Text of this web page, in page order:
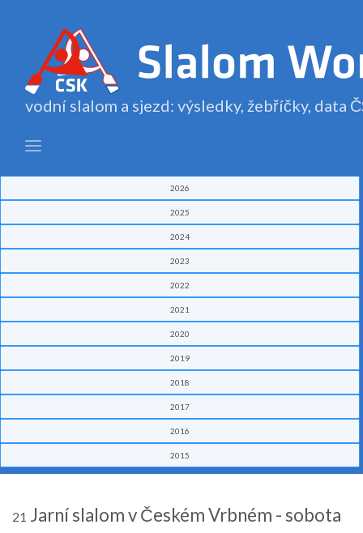
vodní slalom a sjezd: výsledky, žebříčky, data
2026
2025
2024
2023
2022
2021
2020
2019
2018
2017
2016
2015
21 Jarní slalom v Českém Vrbném - sobota